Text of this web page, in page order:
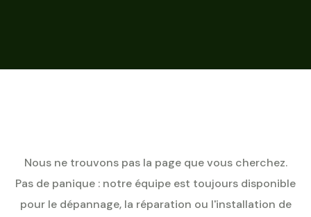
Nous ne trouvons pas la page que vous cherchez.
Pas de panique : notre équipe est toujours disponible
pour le dépannage, la réparation ou l'installation de